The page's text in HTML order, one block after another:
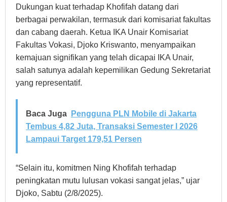
Dukungan kuat terhadap Khofifah datang dari
berbagai perwakilan, termasuk dari komisariat fakultas
dan cabang daerah. Ketua IKA Unair Komisariat
Fakultas Vokasi, Djoko Kriswanto, menyampaikan
kemajuan signifikan yang telah dicapai IKA Unair,
salah satunya adalah kepemilikan Gedung Sekretariat
yang representatif.
Baca Juga
Pengguna PLN Mobile di Jakarta
Tembus 4,82 Juta, Transaksi Semester I 2026
Lampaui Target 179,51 Persen
“Selain itu, komitmen Ning Khofifah terhadap
peningkatan mutu lulusan vokasi sangat jelas,” ujar
Djoko, Sabtu (2/8/2025).